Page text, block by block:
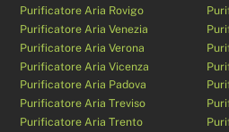
Purificatore Aria Rovigo
Purificatore Aria Venezia
Purificatore Aria Verona
Purificatore Aria Vicenza
Purificatore Aria Padova
Purificatore Aria Treviso
Purificatore Aria Trento